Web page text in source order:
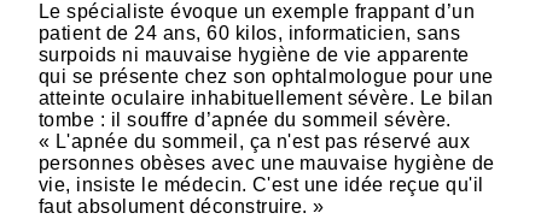
Le spécialiste évoque un exemple frappant d’un
patient de 24 ans, 60 kilos, informaticien, sans
surpoids ni mauvaise hygiène de vie apparente
qui se présente chez son ophtalmologue pour une
atteinte oculaire inhabituellement sévère. Le bilan
tombe : il souffre d’apnée du sommeil sévère.
« L'apnée du sommeil, ça n'est pas réservé aux
personnes obèses avec une mauvaise hygiène de
vie, insiste le médecin. C'est une idée reçue qu'il
faut absolument déconstruire. »